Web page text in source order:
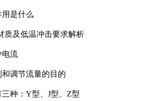
是什么
质及低温冲击要求解析
电流
调节流量的目的
种：Y型、J型、Z型